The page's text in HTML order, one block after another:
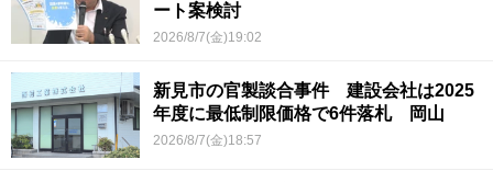
ート案検討
2026/8/7(金)19:02
新見市の官製談合事件 建設会社は2025
年度に最低制限価格で6件落札 岡山
2026/8/7(金)18:57